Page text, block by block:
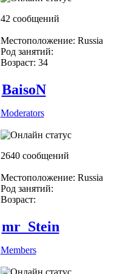
42 сообщений
Местоположение: Russia
Род занятий:
Возраст: 34
BaisoN
Moderators
2640 сообщений
Местоположение: Russia
Род занятий:
Возраст:
mr_Stein
Members